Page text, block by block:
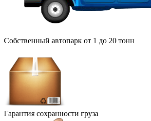
Собственный автопарк от 1 до 20 тонн
Гарантия сохранности груза